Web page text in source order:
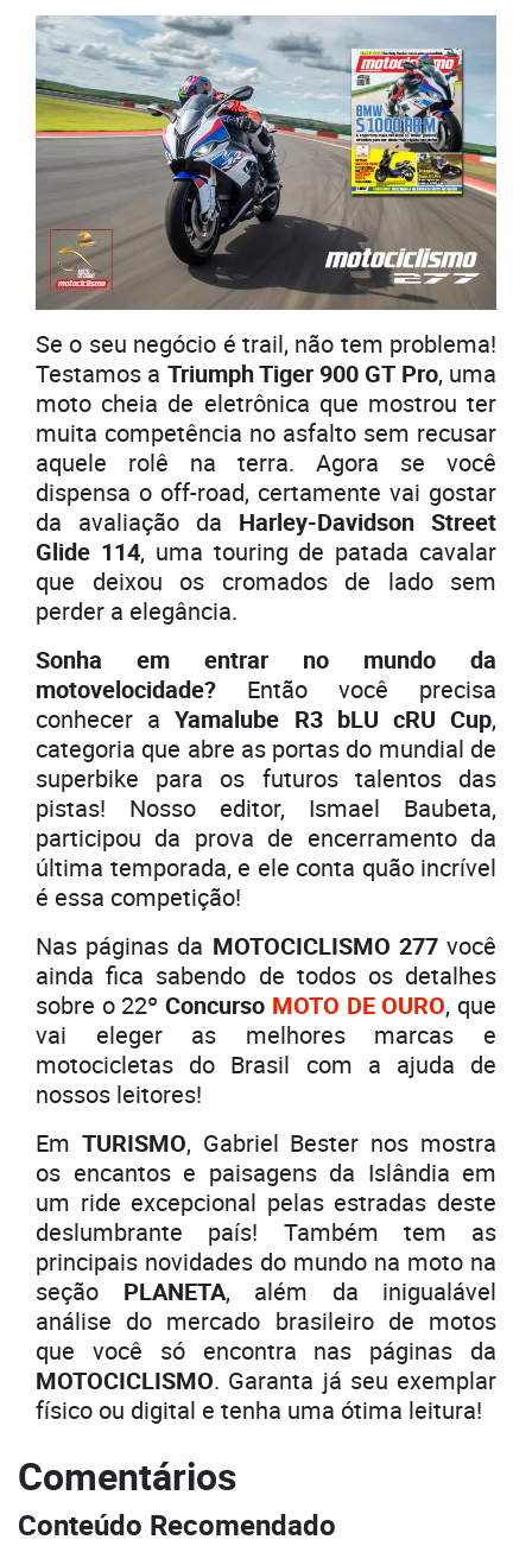
Se o seu negócio é trail, não tem problema!
Testamos a Triumph Tiger 900 GT Pro, uma
moto cheia de eletrônica que mostrou ter
muita competência no asfalto sem recusar
aquele rolê na terra. Agora se você
dispensa o off-road, certamente vai gostar
da avaliação da Harley-Davidson Street
Glide 114, uma touring de patada cavalar
que deixou os cromados de lado sem
perder a elegância.
Sonha em entrar no mundo da
motovelocidade? Então você precisa
conhecer aYamalube R3 bLU cRU Cup,
categoria que abre as portas do mundial de
superbike para os futuros talentos das
pistas! Nosso editor, Ismael Baubeta,
participou da prova de encerramento da
última temporada, e ele conta quão incrível
é essa competição!
Nas páginas da MOTOCICLISMO 277você
ainda fica sabendo de todos os detalhes
sobre o 22ºConcurso MOTO DE OURO, que
vai eleger as melhores marcas e
motocicletas do Brasil com a ajuda de
nossos leitores!
Em TURISMO, Gabriel Bester nos mostra
os encantos e paisagens da Islândia em
um ride excepcional pelas estradas deste
deslumbrante país! Também tem as
principais novidades do mundo na moto na
seção PLANETA, além da inigualável
análise do mercado brasileiro de motos
que você só encontra nas páginas da
MOTOCICLISMO. Garanta já seu exemplar
físico ou digital e tenha uma ótima leitura!
Comentários
Conteúdo Recomendado